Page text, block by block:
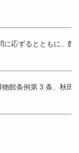
応ずるとともに、館
館条例第 3 条、秋田